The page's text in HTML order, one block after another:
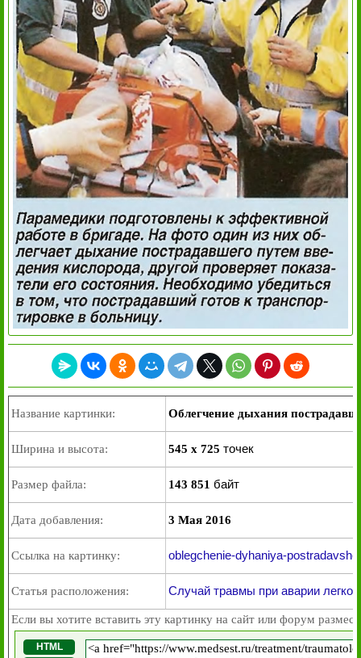
Название картинки: Облегчение дыхания
Ширина и высота: 545 x 725 точек
Размер файла: 143 851 байт
Дата добавления: 3 Мая 2016
Ссылка на картинку: oblegchenie-dyhaniya-
Статья расположения: Случай травмы при аварии
Если вы хотите вставить эту картинку на сайт или форум
HTML